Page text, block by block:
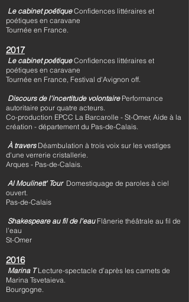
Le cabinet poétiqueConfidences littéraires et
poétiques en caravane
Tournée en France.
2017
Le cabinet poétiqueConfidences littéraires et
poétiques en caravane
Tournée en France, Festival d'Avignon off.
Discours de l'incertitude volontaire Performance
autoritaire pour quatre acteurs.
Co-production EPCC La Barcarolle - St-Omer, Aide à la
création - département du Pas-de-Calais.
À travers Déambulation à trois voix sur les vestiges
d'une verrerie cristallerie.
Arques - Pas-de-Calais.
Al Moulinett' Tour Domestiquage de paroles à ciel
ouvert.
Pas-de-Calais
Shakespeare au fil de l'eau Flânerie théâtrale au fil de
l'eau
St-Omer
2016
Marina TLecture-spectacle d’après les carnets de
Marina Tsvetaieva.
Bourgogne.